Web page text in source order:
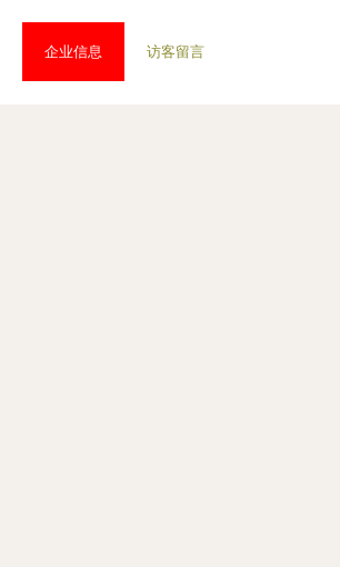
企业信息 访客留言